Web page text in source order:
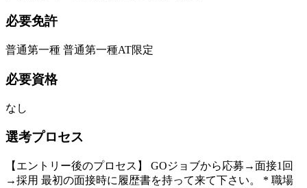
必要免許
普通第一種 普通第一種AT限定
必要資格
なし
選考プロセス
【エントリー後のプロセス】 GOジョブから応募→面接1回
→採用 最初の面接時に履歴書を持って来て下さい。 * 職場